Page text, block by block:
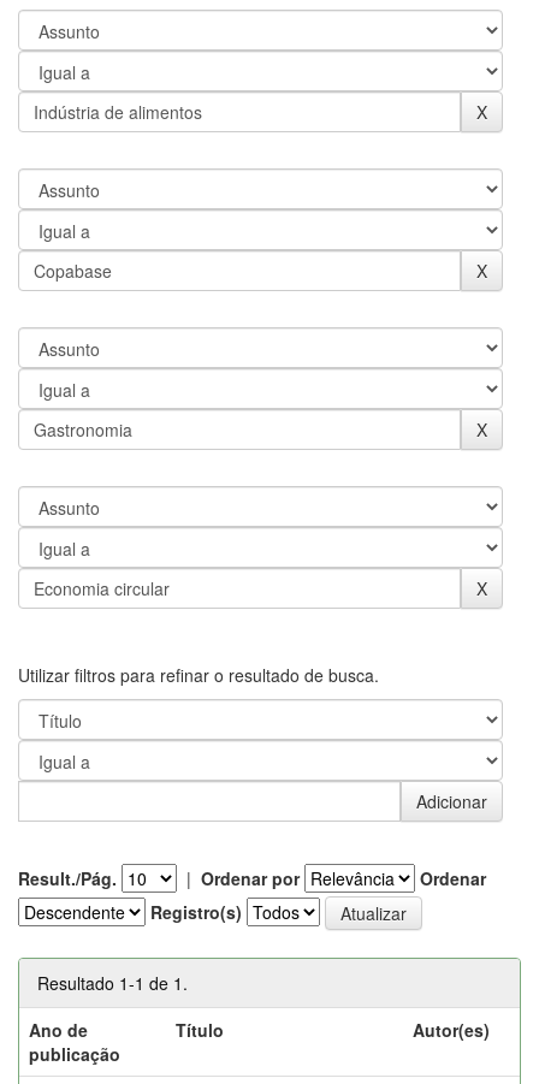
Utilizar filtros para refinar o resultado de busca.
Result./Pág. | Ordenar por
Ordenar
Registro(s)
Resultado 1-1 de 1.
Ano de
publicação
Título Autor(es)